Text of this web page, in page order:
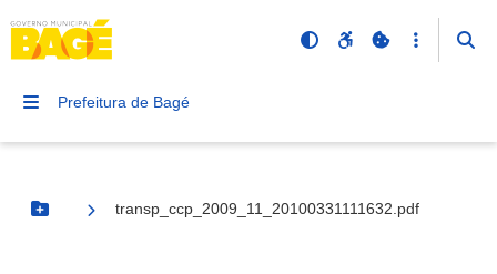
Prefeitura de Bagé
Botão Menu
transp_ccp_2009_11_20100331111632.pdf